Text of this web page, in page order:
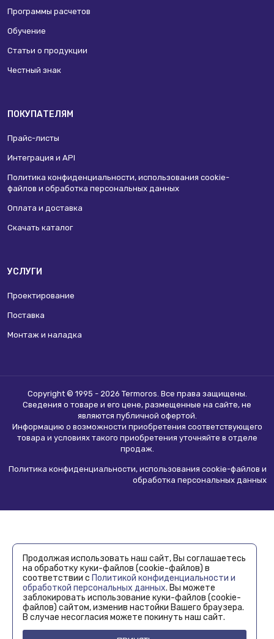
Программы расчетов
Обучение
Статьи о продукции
Честный знак
ПОКУПАТЕЛЯМ
Прайс-листы
Интеграция и API
Политика конфиденциальности, использования сookie-
файлов и обработка персональных данных
Оплата и доставка
Скачать каталог
УСЛУГИ
Проектирование
Поставка
Монтаж и наладка
Copyright © 1995 - 2026 Termoros. Все права защищены.
Сведения о товаре и его цене, размещенные на сайте, не
являются публичной офертой.
Информацию о возможности приобретения соответствующего
товара и условиях такого приобретения уточняйте в отделе
продаж.
Политика конфиденциальности, использования сookie-файлов и
обработка персональных данных
Продолжая использовать наш сайт, Вы соглашаетесь
на обработку куки-файлов (cookie-файлов) в
соответствии с Политикой конфиденциальности и
обработкой персональных данных. Вы можете
заблокировать использование куки-файлов (cookie-
файлов) сайтом, изменив настойки Вашего браузера.
В случае несогласия можете покинуть наш сайт.